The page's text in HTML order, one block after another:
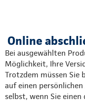
Online
Bei ausgewählten
Möglichkeit, Ihre
Trotzdem müssen Sie
auf einen
selbst, wenn Sie